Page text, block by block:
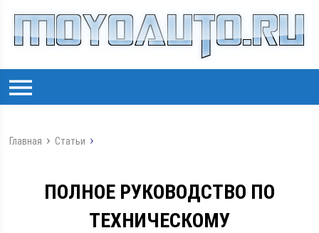
Главная Статьи
ПОЛНОЕ РУКОВОДСТВО ПО
ТЕХНИЧЕСКОМУ